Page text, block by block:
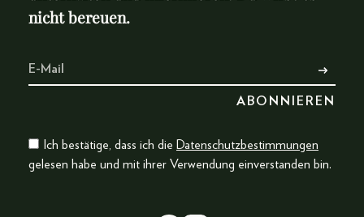
nicht bereuen.
Ich bestätige, dass ich die Datenschutzbestimmungen
gelesen habe und mit ihrer Verwendung einverstanden bin.